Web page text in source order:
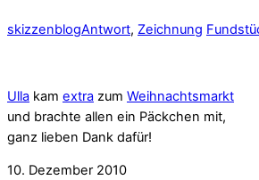
skizzenblogAntwort, Zeichnung
Ulla kam extra zum Weihnachtsmarkt
und brachte allen ein Päckchen mit,
ganz lieben Dank dafür!
10. Dezember 2010